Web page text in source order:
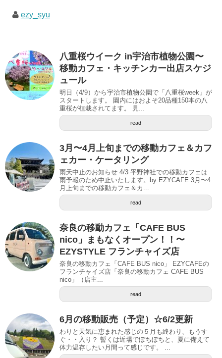
ezy_syu
八重桜ウイーク in宇治市植物公園〜
移動カフェ・キッチンカー出店スケジ
ュール
明日（4/9）から宇治市植物公園で「八重桜week」が
スタートします。 園内にはおよそ20品種150本の八
重桜が植栽されてます。 見...
read
3月〜4月上旬までの移動カフェ＆カフ
ェカー・ケータリング
雨天中止のお知らせ 4/3 平野神社での移動カフェは
雨予報のため中止いたします。by EZYCAFE 3月〜4
月上旬までの移動カフェ＆カ...
read
奈良の移動カフェ「CAFE BUS
nico」まもなくオープン！！〜
EZYSTYLE フランチャイズ店
奈良の移動カフェ「CAFE BUS nico」 EZYCAFEの
フランチャイズ店「奈良の移動カフェ CAFE BUS
nico」（店主...
read
6月の移動販売（予定）☆6/2更新
わりと天気に恵まれた感じの５月も終わり、もうす
ぐ・・入り？ 暫くは近場でぼちぼちと、夏に備えて
体力温存したい月間って感じです。 ...